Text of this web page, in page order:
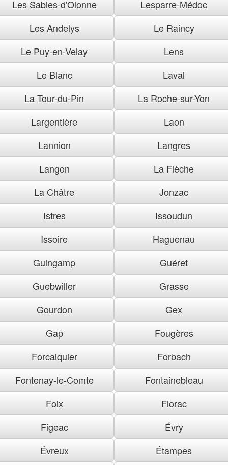
Les Sables-d'Olonne
Lesparre-Médoc
Les Andelys
Le Raincy
Le Puy-en-Velay
Lens
Le Blanc
Laval
La Tour-du-Pin
La Roche-sur-Yon
Largentière
Laon
Lannion
Langres
Langon
La Flèche
La Châtre
Jonzac
Istres
Issoudun
Issoire
Haguenau
Guingamp
Guéret
Guebwiller
Grasse
Gourdon
Gex
Gap
Fougères
Forcalquier
Forbach
Fontenay-le-Comte
Fontainebleau
Foix
Florac
Figeac
Évry
Évreux
Étampes